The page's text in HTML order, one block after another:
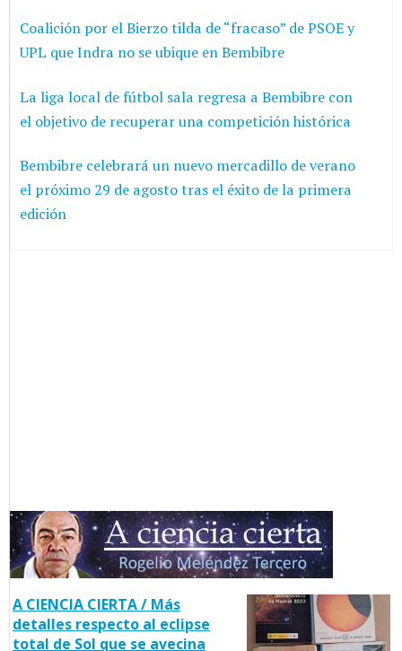
Coalición por el Bierzo tilda de “fracaso” de PSOE y
UPL que Indra no se ubique en Bembibre
La liga local de fútbol sala regresa a Bembibre con
el objetivo de recuperar una competición histórica
Bembibre celebrará un nuevo mercadillo de verano
el próximo 29 de agosto tras el éxito de la primera
edición
A CIENCIA CIERTA / Más
detalles respecto al eclipse
total de Sol que se avecina